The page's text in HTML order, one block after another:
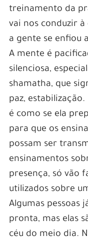
treinamento da
vai nos conduzir
a gente se enfiou
A mente é
silenciosa,
shamatha, que
paz,
é como se ela
para que os
possam ser
ensinamentos
presença, só vão
utilizados sobre
Algumas pessoas
pronta, mas elas
céu do meio dia.